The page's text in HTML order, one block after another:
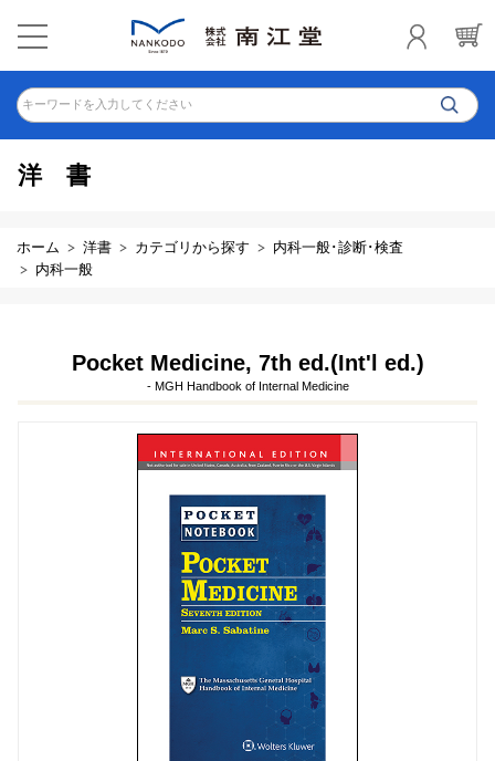
キーワードを入力してください
洋書
ホーム 洋書 カテゴリから探す
内科一般･診断･検査
内科一般
Pocket Medicine, 7th ed.(Int'l ed.)
- MGH Handbook of Internal Medicine